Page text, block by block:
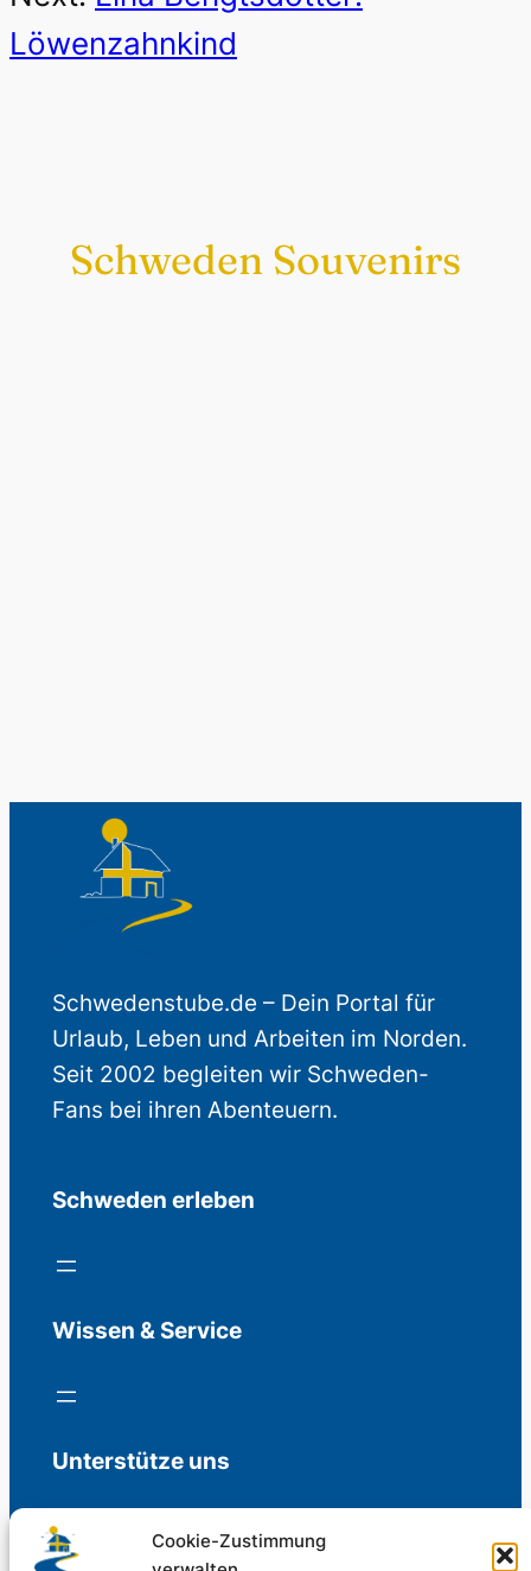
Cookie-Zustimmung
Löwenzahnkind
Schweden Souvenirs
Schwedenstube.de – Dein Portal für
Urlaub, Leben und Arbeiten im Norden.
Seit 2002 begleiten wir Schweden-
Fans bei ihren Abenteuern.
Schweden erleben
Wissen & Service
Unterstütze uns